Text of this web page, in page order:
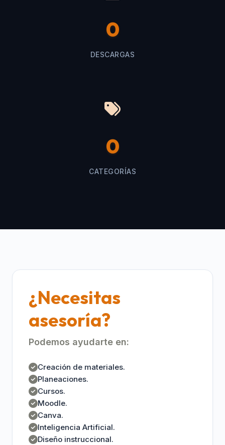
0
DESCARGAS
0
CATEGORÍAS
¿Necesitas
asesoría?
Podemos ayudarte en:
Creación de materiales.
Planeaciones.
Cursos.
Moodle.
Canva.
Inteligencia Artificial.
Diseño instruccional.